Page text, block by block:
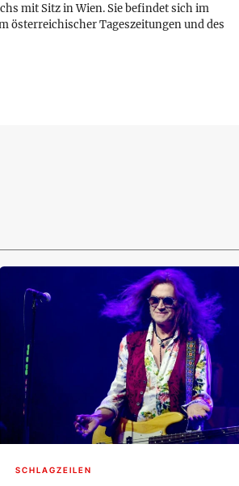
mit Sitz in Wien. Sie befindet sich im
österreichischer Tageszeitungen und des
SCHLAGZEILEN